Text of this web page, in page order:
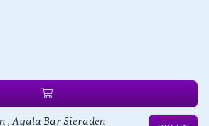
, Ayala Bar Sieraden